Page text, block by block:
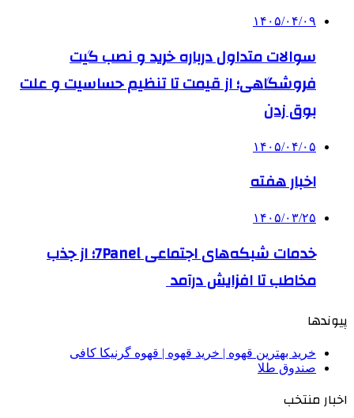
۱۴۰۵/۰۴/۰۹
سوالات متداول درباره خرید و نصب گیت
فروشگاهی؛ از قیمت تا تنظیم حساسیت و علت
بوق زدن
۱۴۰۵/۰۴/۰۵
اخبار هفته
۱۴۰۵/۰۳/۲۵
خدمات شبکه‌های اجتماعی 7Panel؛ از جذب
مخاطب تا افزایش درآمد
پیوندها
خرید بهترین قهوه | خرید قهوه | قهوه گرنیکا کافی
صندوق طلا
اخبار منتخب